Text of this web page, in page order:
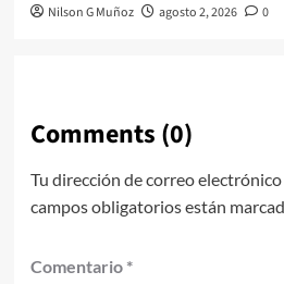
Nilson G Muñoz agosto 2, 2026 0
Comments (0)
Tu dirección de correo electrónico
campos obligatorios están
Comentario *